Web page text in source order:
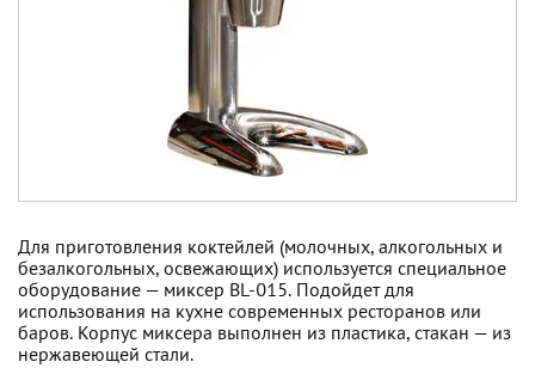
Для приготовления коктейлей (молочных, алкогольных и
безалкогольных, освежающих) используется специальное
оборудование — миксер BL-015. Подойдет для
использования на кухне современных ресторанов или
баров. Корпус миксера выполнен из пластика, стакан — из
нержавеющей стали.